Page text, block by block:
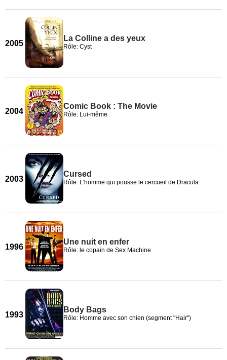
2005
La Colline a des yeux
Rôle: Cyst
2004
Comic Book : The Movie
Rôle: Lui-même
2003
Cursed
Rôle: L'homme qui pousse le cercueil de Dracula
1996
Une nuit en enfer
Rôle: le copain de Sex Machine
1993
Body Bags
Rôle: Homme avec son chien (segment "Hair")